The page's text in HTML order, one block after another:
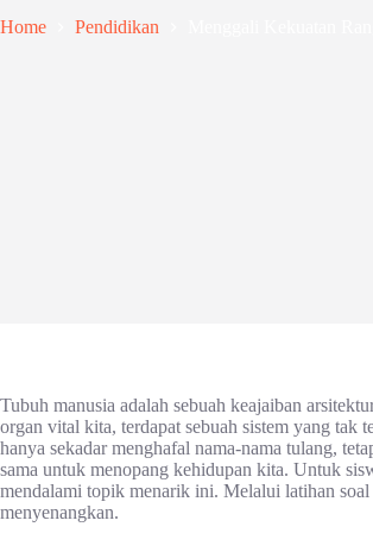
Home Pendidikan
Tubuh manusia adalah sebuah keajaiban
organ vital kita, terdapat sebuah sistem yang tak
hanya sekadar menghafal nama-nama tulang,
sama untuk menopang kehidupan kita. Untuk
mendalami topik menarik ini. Melalui latihan soal
menyenangkan.